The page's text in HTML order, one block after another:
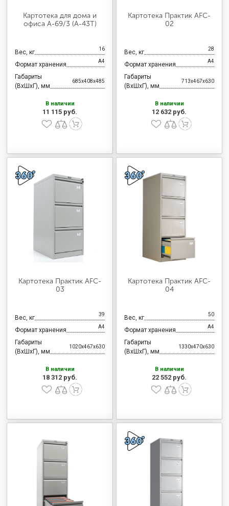
Картотека для дома и
офиса А-69/3 (А-43Т)
Вес, кг 16
Формат хранения А4
Габариты
(ВхШхГ), мм
685x408x485
В наличии
11 115 руб.
Картотека Практик AFC-
02
Вес, кг 28
Формат хранения А4
Габариты
(ВхШхГ), мм
713x467x630
В наличии
12 632 руб.
Картотека Практик AFC-
03
Вес, кг 39
Формат хранения А4
Габариты
(ВхШхГ), мм
1020x467x630
В наличии
18 312 руб.
Картотека Практик AFC-
04
Вес, кг 50
Формат хранения А4
Габариты
(ВхШхГ), мм
1330x470x630
В наличии
22 552 руб.